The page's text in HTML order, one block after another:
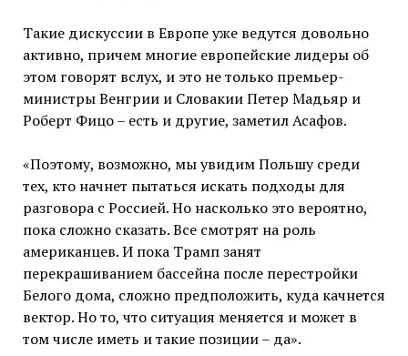
Такие дискуссии в Европе уже ведутся довольно
активно, причем многие европейские лидеры об
этом говорят вслух, и это не только премьер-
министры Венгрии и Словакии Петер Мадьяр и
Роберт Фицо – есть и другие, заметил Асафов.
«Поэтому, возможно, мы увидим Польшу среди
тех, кто начнет пытаться искать подходы для
разговора с Россией. Но насколько это вероятно,
пока сложно сказать. Все смотрят на роль
американцев. И пока Трамп занят
перекрашиванием бассейна после перестройки
Белого дома, сложно предположить, куда качнется
вектор. Но то, что ситуация меняется и может в
том числе иметь и такие позиции – да».